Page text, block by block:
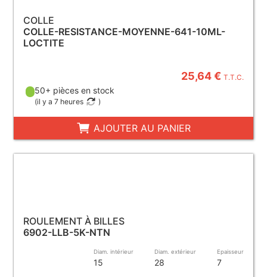
COLLE
COLLE-RESISTANCE-MOYENNE-641-10ML-
LOCTITE
25,64 €T.T.C.
50+ pièces en stock
(il y a 7 heures )
AJOUTER AU PANIER
ROULEMENT À BILLES
6902-LLB-5K-NTN
Diam. intérieur
15
Diam. extérieur
28
Epaisseur
7